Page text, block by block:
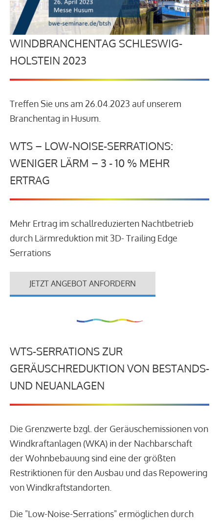
WINDBRANCHENTAG SCHLESWIG-
HOLSTEIN 2023
Treffen Sie uns am 26.04.2023 auf unserem
Branchentag in Husum.
WTS – LOW-NOISE-SERRATIONS:
WENIGER LÄRM – 3 - 10 % MEHR
ERTRAG
Mehr Ertrag im schallreduzierten Nachtbetrieb
durch Lärmreduktion mit 3D- Trailing Edge
Serrations
JETZT ANGEBOT ANFORDERN
WTS-SERRATIONS ZUR
GERÄUSCHREDUKTION VON BESTANDS-
UND NEUANLAGEN
Die Grenzwerte bzgl. der Geräuschemissionen von
Windkraftanlagen (WKA) in der Nachbarschaft
der Wohnbebauung sind eine der größten
Restriktionen für den Ausbau und das Repowering
von Windkraftstandorten.
Die "Low-Noise-Serrations" ermöglichen durch